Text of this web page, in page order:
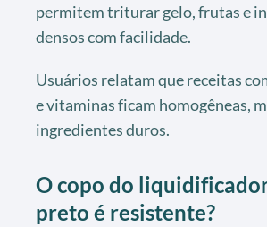
permitem triturar gelo, frutas e
densos com facilidade.
Usuários relatam que receitas
e vitaminas ficam homogêneas,
ingredientes duros.
O copo do
preto é resistente?